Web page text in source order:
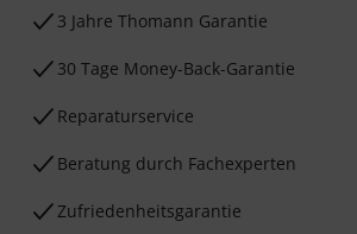
3 Jahre Thomann Garantie
30 Tage Money-Back-Garantie
Reparaturservice
Beratung durch Fachexperten
Zufriedenheitsgarantie